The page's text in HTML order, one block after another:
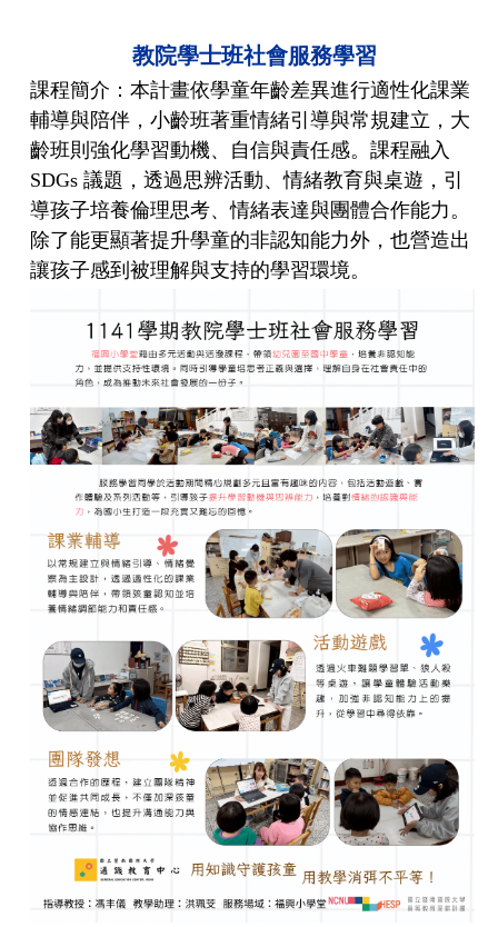
教院學士班社會服務學習
課程簡介：本計畫依學童年齡差異進行適性化課業
輔導與陪伴，小齡班著重情緒引導與常規建立，大
齡班則強化學習動機、自信與責任感。課程融入
SDGs 議題，透過思辨活動、情緒教育與桌遊，引
導孩子培養倫理思考、情緒表達與團體合作能力。
除了能更顯著提升學童的非認知能力外，也營造出
讓孩子感到被理解與支持的學習環境。